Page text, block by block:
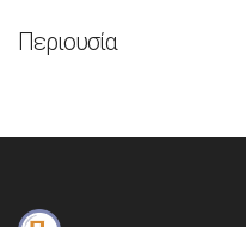
Περιουσία